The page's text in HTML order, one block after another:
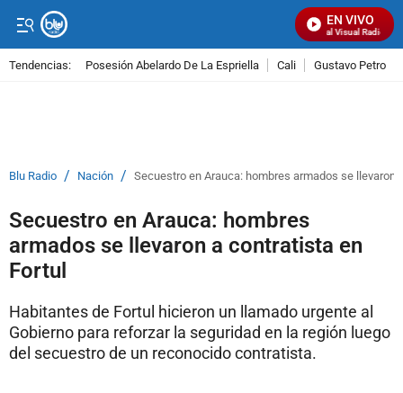
EN VIVO
Señal Visual Radio
Tendencias: Posesión Abelardo De La Espriella Cali Gustavo Petro
Blu Radio / Nación / Secuestro en Arauca: hombres armados se llevaron
Secuestro en Arauca: hombres
armados se llevaron a contratista en
Fortul
Habitantes de Fortul hicieron un llamado urgente al
Gobierno para reforzar la seguridad en la región luego
del secuestro de un reconocido contratista.